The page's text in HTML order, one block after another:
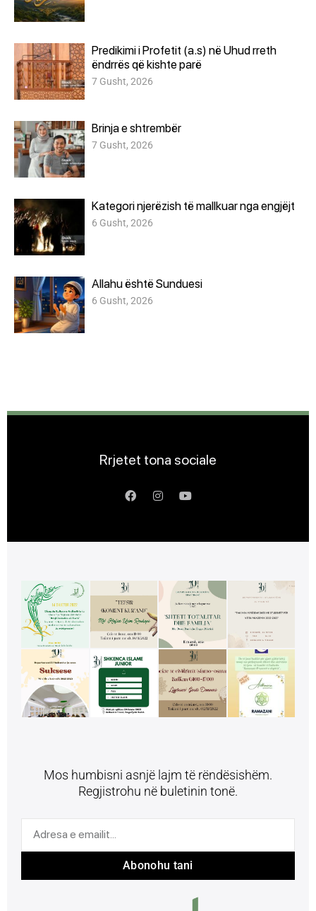
Predikimi i Profetit (a.s) në Uhud rreth
ëndrrës që kishte parë
7 Gusht, 2026
Brinja e shtrembër
7 Gusht, 2026
Kategori njerëzish të mallkuar nga engjëjt
6 Gusht, 2026
Allahu është Sunduesi
6 Gusht, 2026
Rrjetet tona sociale
Mos humbisni asnjë lajm të rëndësishëm.
Regjistrohu në buletinin tonë.
Abonohu tani